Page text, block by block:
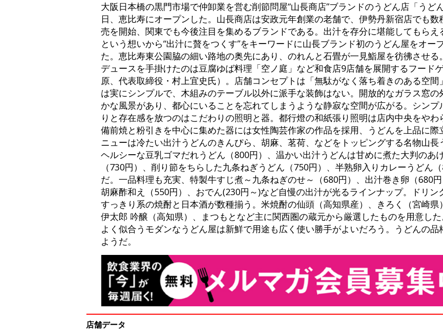
大阪日本橋の黒門市場で仲卸業を営む削節問屋“山長商店”ブランドのうどん店「うど
日、恵比寿にオープンした。山長商店は安政元年創業の老舗で、伊勢丹新宿店でも数
売を開始、関東でも今後注目を集めるブランドである。出汁を存分に堪能してもらえ
という想いから“出汁に贅をつくす”をキーワードに山長ブランド初のうどん屋をオー
た。恵比寿東公園脇の細い路地の奥先にあり、のれんと石畳が一見鮨屋を彷彿させる
デュースを手掛けたのは豆腐ゆば料理「空ノ庭」など和食店9店舗を展開するフード
原、代表取締役・村上宜史氏）。店舗コンセプトは「無駄がなく落ち着きのある空間
は実にシンプルで、木組みのテーブル以外に派手な装飾はない。開放的なガラス窓の
かな風景があり、都心にいることを忘れてしまうような静寂な空間が広がる。シンプ
りと存在感を放つのはこだわりの照明と器。都行燈の和紙張り照明は店内中央をや
備前焼と粉引きを中心に集めた器には女性陶芸作家の作品を採用、うどんを上品に際
ニューは冷たい出汁うどんのきんぴら、胡麻、茗荷、などをトッピングする名物山
ヘルシーな豆乳ゴマだれうどん（800円）、温かい出汁うどんは甘めに煮た大判のあ
（730円）、削り節をちらした九条ねぎうどん（750円）、半熟卵入りカレーうどん
だ。一品料理も充実、特製牛すじ煮～九条ねぎのせ～（680円）、出汁巻き卵（680
胡麻酢和え（550円）、おでん(230円～)など自慢の出汁が光るラインナップ。ドリン
すっきり系の焼酎と日本酒が数種揃う。米焼酎の仙頭（高知県産）、きろく（宮崎県
伊太郎 吟醸（高知県）、まつもとなど主に関西圏の蔵元から厳選したものを用意し
よく似合うモダンなうどん屋は新鮮で用途も広く使い勝手がよいだろう。うどんの品
ようだ。
店舗データ